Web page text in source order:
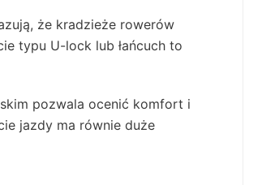
że kradzieże rowerów
typu U-lock lub łańcuch to
pozwala ocenić komfort i
jazdy ma równie duże